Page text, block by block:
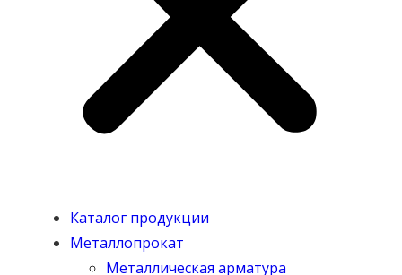
Каталог продукции
Металлопрокат
Металлическая арматура